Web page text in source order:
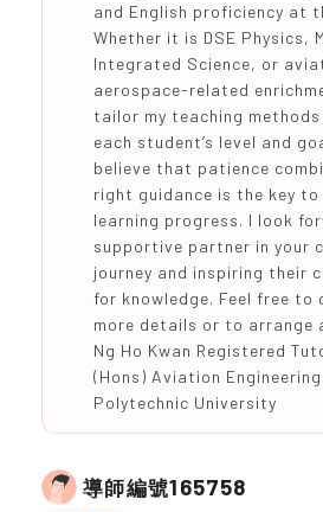
and English proficiency at
Whether it is DSE Physics,
Integrated Science, or
aerospace-related
tailor my teaching
each student’s level and
believe that patience
right guidance is the key to
learning progress. I look
supportive partner in your
journey and inspiring their
for knowledge. Feel free to
more details or to arrange
Ng Ho Kwan Registered
(Hons) Aviation
Polytechnic University
導師編號165758